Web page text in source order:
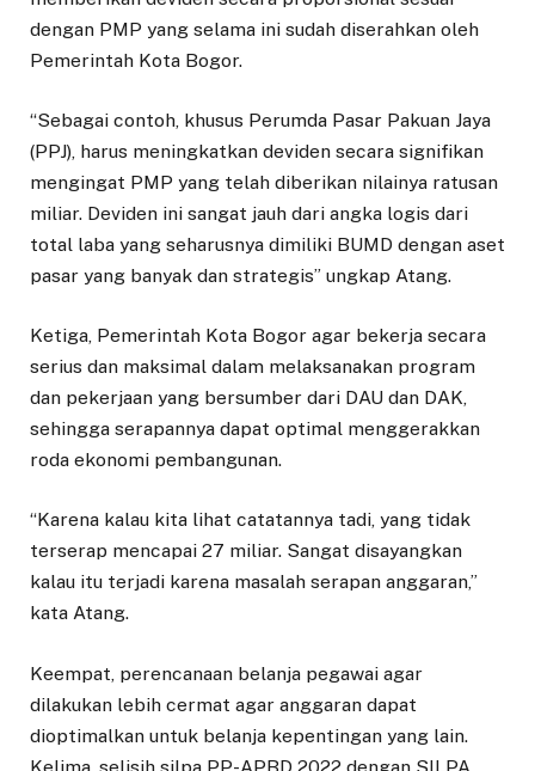
dengan PMP yang selama ini sudah diserahkan oleh
Pemerintah Kota Bogor.
“Sebagai contoh, khusus Perumda Pasar Pakuan Jaya
(PPJ), harus meningkatkan deviden secara signifikan
mengingat PMP yang telah diberikan nilainya ratusan
miliar. Deviden ini sangat jauh dari angka logis dari
total laba yang seharusnya dimiliki BUMD dengan aset
pasar yang banyak dan strategis” ungkap Atang.
Ketiga, Pemerintah Kota Bogor agar bekerja secara
serius dan maksimal dalam melaksanakan program
dan pekerjaan yang bersumber dari DAU dan DAK,
sehingga serapannya dapat optimal menggerakkan
roda ekonomi pembangunan.
“Karena kalau kita lihat catatannya tadi, yang tidak
terserap mencapai 27 miliar. Sangat disayangkan
kalau itu terjadi karena masalah serapan anggaran,”
kata Atang.
Keempat, perencanaan belanja pegawai agar
dilakukan lebih cermat agar anggaran dapat
dioptimalkan untuk belanja kepentingan yang lain.
Kelima, selisih silpa PP-APBD 2022 dengan SILPA